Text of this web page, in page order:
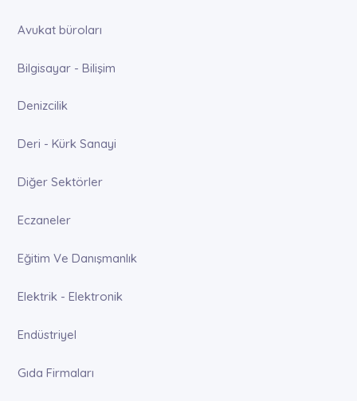
Avukat büroları
Bilgisayar - Bilişim
Denizcilik
Deri - Kürk Sanayi
Diğer Sektörler
Eczaneler
Eğitim Ve Danışmanlık
Elektrik - Elektronik
Endüstriyel
Gıda Firmaları